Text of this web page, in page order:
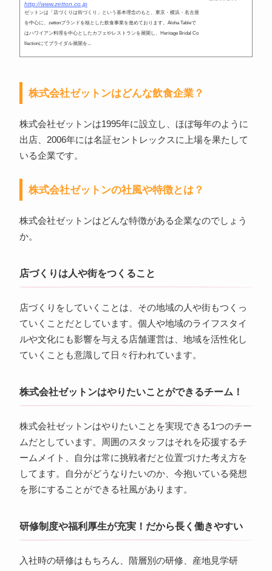
http://www.zetton.co.jp
ゼットンは「店づくりは街づくり」という基本理念のもと、東京・横浜・名古屋
を中心に、zettonブランドを核とした飲食事業を進めております。Aloha Tableで
はハワイアン料理を中心としたカフェやレストランを展開し、Heritage Bridal Co
llectionにてブライダル展開を...
株式会社ゼットンはどんな飲食企業？
株式会社ゼットンは1995年に設立し、ほぼ毎年のように
出店、2006年には名証セントレックスに上場を果たして
いる企業です。
株式会社ゼットンの社風や特徴とは？
株式会社ゼットンはどんな特徴がある企業なのでしょう
か。
店づくりは人や街をつくること
店づくりをしていくことは、その地域の人や街もつくっ
ていくことだとしています。個人や地域のライフスタイ
ルや文化にも影響を与える店舗運営は、地域を活性化し
ていくことも意識して日々行われています。
株式会社ゼットンはやりたいことができるチーム！
株式会社ゼットンはやりたいことを実現できる1つのチー
ムだとしています。周囲のスタッフはそれを応援するチ
ームメイト、自分は常に挑戦者だと位置づけた考え方を
してます。自分がどうなりたいのか、今抱いている発想
を形にすることができる社風があります。
研修制度や福利厚生が充実！だから長く働きやすい
入社時の研修はもちろん、階層別の研修、産地見学研